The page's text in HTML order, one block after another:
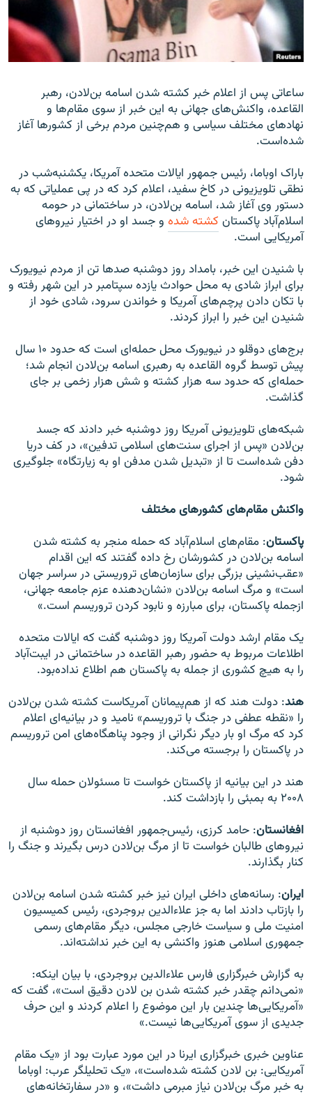
ساعاتی پس از اعلام خبر کشته شدن اسامه بن‌لادن، رهبر
القاعده، واکنش‌های جهانی به این خبر از سوی مقام‌ها و
نهادهای مختلف سیاسی و هم‌چنین مردم برخی از کشورها آغاز
شده‌است.
باراک اوباما، رئیس جمهور ایالات متحده آمریکا، یکشنبه‌شب در
نطقی تلویزیونی در کاخ سفید، اعلام کرد که در پی عملیاتی که به
دستور وی آغاز شد، اسامه بن‌لادن، در ساختمانی در حومه
اسلام‌آباد پاکستان کشته شده و جسد او در اختیار نیروهای
آمریکایی است.
با شنیدن این خبر، بامداد روز دوشنبه صدها تن از مردم نیویورک
برای ابراز شادی به محل حوادث یازده سپتامبر در این شهر رفته و
با تکان دادن پرچم‌های آمریکا و خواندن سرود، شادی خود از
شنیدن این خبر را ابراز کردند.
برج‌های دوقلو در نیویورک محل حمله‌ای است که حدود ۱۰ سال
پیش توسط گروه القاعده به رهبری اسامه بن‌لادن انجام شد؛
حمله‌ای که حدود سه هزار کشته و شش هزار زخمی بر جای
گذاشت.
شبکه‌های تلویزیونی آمریکا روز دوشنبه خبر دادند که جسد
بن‌لادن «پس از اجرای سنت‌های اسلامی تدفین»، در کف دریا
دفن شده‌است تا از «تبدیل شدن مدفن او به زیارتگاه» جلوگیری
شود.
واکنش مقام‌های کشورهای مختلف
پاکستان: مقام‌های اسلام‌آباد که حمله منجر به کشته شدن
اسامه بن‌لادن در کشورشان رخ داده گفتند که این اقدام
«عقب‌نشینی بزرگی برای سازمان‌های تروریستی در سراسر جهان
است» و مرگ اسامه بن‌لادن «نشان‌دهنده عزم جامعه جهانی،
ازجمله پاکستان، برای مبارزه و نابود کردن تروریسم است.»
یک مقام ارشد دولت آمریکا روز دوشنبه گفت که ایالات متحده
اطلاعات مربوط به حضور رهبر القاعده در ساختمانی در ایبت‌آباد
را به هیچ کشوری از جمله به پاکستان هم اطلاع نداده‌بود.
هند: دولت هند که از هم‌پیمانان آمریکاست کشته شدن بن‌لادن
را «نقطه عطفی در جنگ با تروریسم» نامید و در بیانیه‌ای اعلام
کرد که مرگ او بار دیگر نگرانی از وجود پناهگاه‌های امن تروریسم
در پاکستان را برجسته می‌کند.
هند در این بیانیه از پاکستان خواست تا مسئولان حمله سال
۲۰۰۸ به بمبئی را بازداشت کند.
افغانستان: حامد کرزی، رئیس‌جمهور افغانستان روز دوشنبه از
نیروهای طالبان خواست تا از مرگ بن‌لادن درس بگیرند و جنگ را
کنار بگذارند.
ایران: رسانه‌های داخلی ایران نیز خبر کشته شدن اسامه بن‌لادن
را بازتاب دادند اما به جز علاءالدین بروجردی، رئیس کمیسیون
امنیت ملی و سیاست خارجی مجلس، دیگر مقام‌های رسمی
جمهوری اسلامی هنوز واکنشی به این خبر نداشته‌اند.
به گزارش خبرگزاری فارس علاءالدین بروجردی، با بیان اینکه:
«نمی‌دانم چقدر خبر کشته شدن بن لادن دقیق است»، گفت که
«آمریکایی‌ها چندین بار این موضوع را اعلام کردند و این حرف
جدیدی از سوی آمریکایی‌ها نیست.»
عناوین خبری خبرگزاری ایرنا در این مورد عبارت بود از «یک مقام
آمریکایی: بن لادن کشته شده‌است»، «یک تحلیلگر عرب: اوباما
به خبر مرگ بن‌لادن نیاز مبرمی داشت»، و «در سفارتخانه‌های